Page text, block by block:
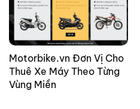
Motorbike.vn Đơn Vị Cho
Thuê Xe Máy Theo Từng
Vùng Miền